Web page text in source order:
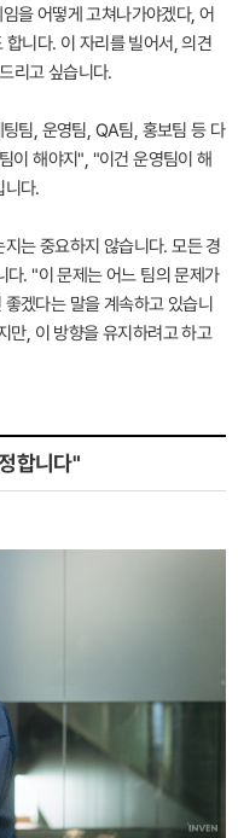
을 어떻게 고쳐나가야겠다, 어
니다. 이 자리를 빌어서, 의견
리고 싶습니다.
팀, 운영팀, QA팀, 홍보팀 등 다
이 해야지", "이건 운영팀이 해
니다.
는 중요하지 않습니다. 모든 경
다. "이 문제는 어느 팀의 문제가
겠다는 말을 계속하고 있습니
만, 이 방향을 유지하려고 하고
합니다"